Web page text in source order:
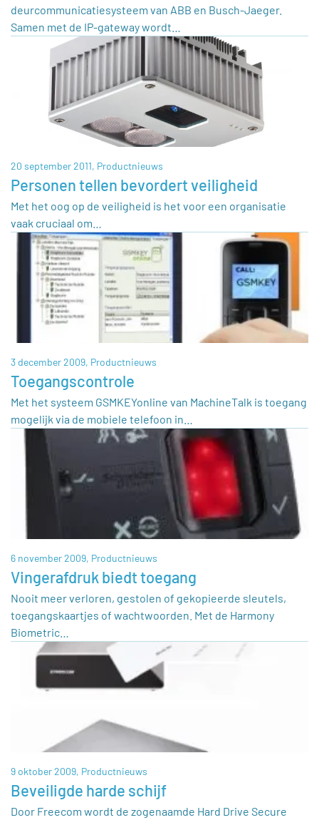
deurcommunicatiesysteem van ABB en Busch-Jaeger.
Samen met de IP-gateway wordt…
20 september 2011, Productnieuws
Personen tellen bevordert veiligheid
Met het oog op de veiligheid is het voor een organisatie
vaak cruciaal om…
3 december 2009, Productnieuws
Toegangscontrole
Met het systeem GSMKEYonline van MachineTalk is toegang
mogelijk via de mobiele telefoon in…
6 november 2009, Productnieuws
Vingerafdruk biedt toegang
Nooit meer verloren, gestolen of gekopieerde sleutels,
toegangskaartjes of wachtwoorden. Met de Harmony
Biometric…
9 oktober 2009, Productnieuws
Beveiligde harde schijf
Door Freecom wordt de zogenaamde Hard Drive Secure